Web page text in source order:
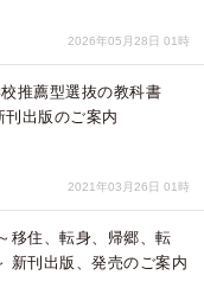
2026年05月28日 01時
推薦型選抜の教科書
刊出版のご案内
2021年03月26日 01時
移住、転身、帰郷、転
新刊出版、発売のご案内